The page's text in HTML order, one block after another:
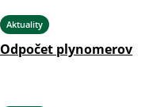
Aktuality
Odpočet plynomerov